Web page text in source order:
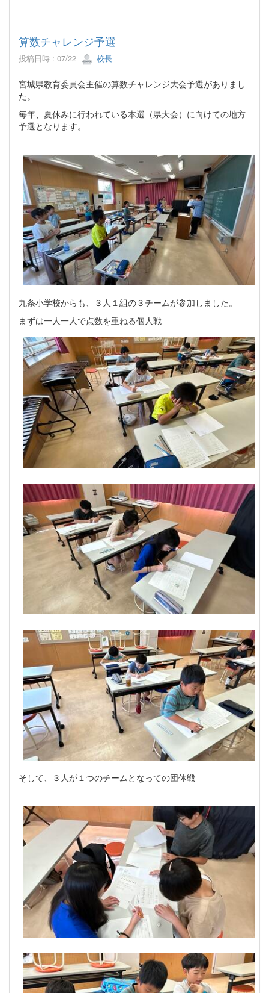
算数チャレンジ予選
投稿日時 : 07/22 校長
宮城県教育委員会主催の算数チャレンジ大会予選がありまし
た。
毎年、夏休みに行われている本選（県大会）に向けての地方
予選となります。
九条小学校からも、３人１組の３チームが参加しました。
まずは一人一人で点数を重ねる個人戦
そして、３人が１つのチームとなっての団体戦